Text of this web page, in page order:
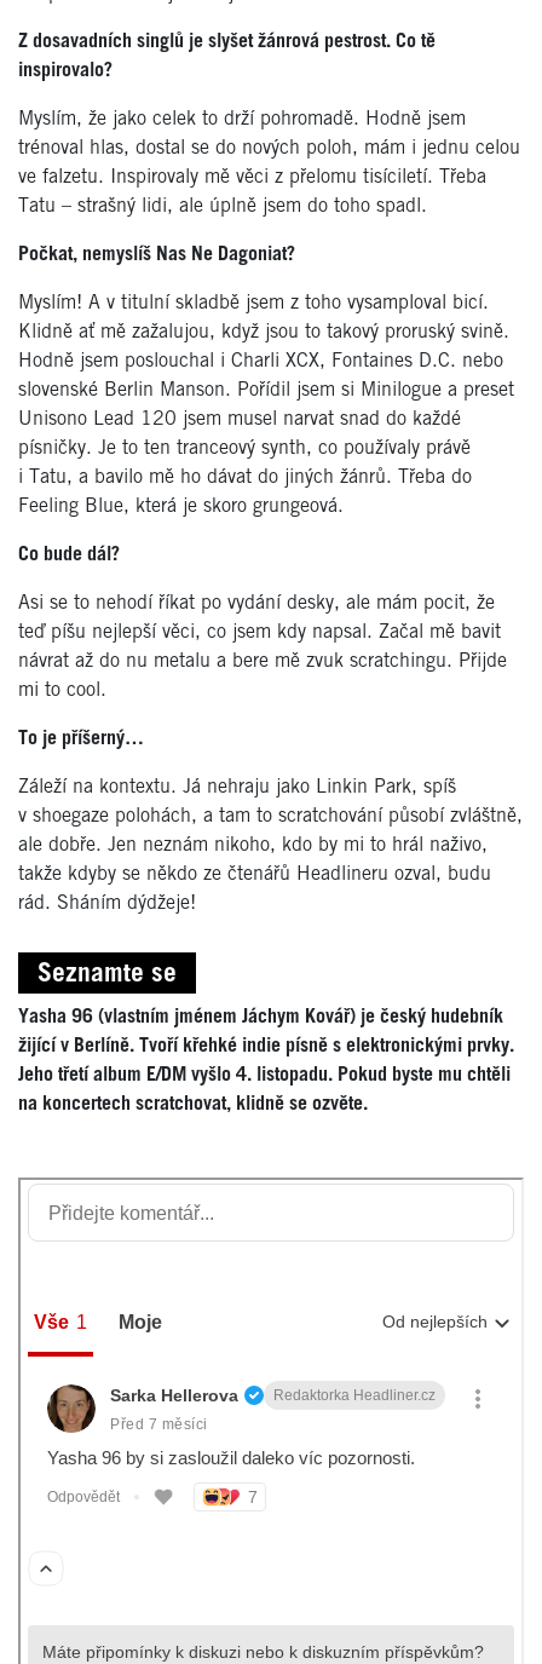
Z dosavadních singlů je slyšet žánrová pestrost. Co tě
inspirovalo?
Myslím, že jako celek to drží pohromadě. Hodně jsem
trénoval hlas, dostal se do nových poloh, mám i jednu celou
ve falzetu. Inspirovaly mě věci z přelomu tisíciletí. Třeba
Tatu – strašný lidi, ale úplně jsem do toho spadl.
Počkat, nemyslíš Nas Ne Dagoniat?
Myslím! A v titulní skladbě jsem z toho vysamploval bicí.
Klidně ať mě zažalujou, když jsou to takový proruský svině.
Hodně jsem poslouchal i Charli XCX, Fontaines D.C. nebo
slovenské Berlin Manson. Pořídil jsem si Minilogue a preset
Unisono Lead 120 jsem musel narvat snad do každé
písničky. Je to ten tranceový synth, co používaly právě
i Tatu, a bavilo mě ho dávat do jiných žánrů. Třeba do
Feeling Blue, která je skoro grungeová.
Co bude dál?
Asi se to nehodí říkat po vydání desky, ale mám pocit, že
teď píšu nejlepší věci, co jsem kdy napsal. Začal mě bavit
návrat až do nu metalu a bere mě zvuk scratchingu. Přijde
mi to cool.
To je příšerný…
Záleží na kontextu. Já nehraju jako Linkin Park, spíš
v shoegaze polohách, a tam to scratchování působí zvláštně,
ale dobře. Jen neznám nikoho, kdo by mi to hrál naživo,
takže kdyby se někdo ze čtenářů Headlineru ozval, budu
rád. Sháním dýdžeje!
Seznamte se
Yasha 96 (vlastním jménem Jáchym Kovář) je český hudebník
žijící v Berlíně. Tvoří křehké indie písně s elektronickými prvky.
Jeho třetí album E/DM vyšlo 4. listopadu. Pokud byste mu chtěli
na koncertech scratchovat, klidně se ozvěte.